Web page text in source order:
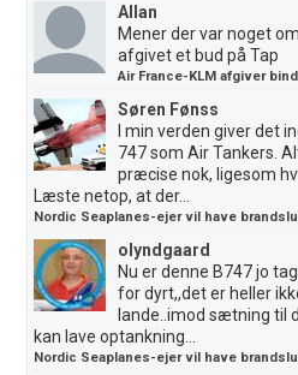
Allan
Mener der var noget
afgivet et bud på Tap
Air France-KLM afgiver
Søren Fønss
I min verden giver det
747 som Air Tankers.
præcise nok, ligesom
Læste netop, at der...
Nordic Seaplanes-ejer vil have
olyndgaard
Nu er denne B747 jo
for dyrt,,det er heller
lande..imod sætning til
kan lave optankning...
Nordic Seaplanes-ejer vil have